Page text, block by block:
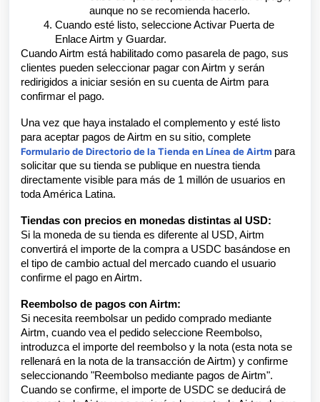
aunque no se recomienda hacerlo.
Cuando esté listo, seleccione Activar Puerta de
Enlace Airtm y Guardar.
Cuando Airtm está habilitado como pasarela de pago, sus
clientes pueden seleccionar pagar con Airtm y serán
redirigidos a iniciar sesión en su cuenta de Airtm para
confirmar el pago.
Una vez que haya instalado el complemento y esté listo
para aceptar pagos de Airtm en su sitio, complete
Formulario de Directorio de la Tienda en Línea de Airtm para
solicitar que su tienda se publique en nuestra tienda
directamente visible para más de 1 millón de usuarios en
toda América Latina.
Tiendas con precios en monedas distintas al USD:
Si la moneda de su tienda es diferente al USD, Airtm
convertirá el importe de la compra a USDC basándose en
el tipo de cambio actual del mercado cuando el usuario
confirme el pago en Airtm.
Reembolso de pagos con Airtm:
Si necesita reembolsar un pedido comprado mediante
Airtm, cuando vea el pedido seleccione Reembolso,
introduzca el importe del reembolso y la nota (esta nota se
rellenará en la nota de la transacción de Airtm) y confirme
seleccionando "Reembolso mediante pagos de Airtm".
Cuando se confirme, el importe de USDC se deducirá de